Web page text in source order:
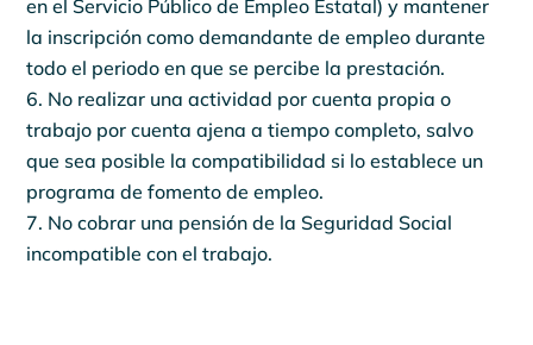
en el Servicio Público de Empleo Estatal) y mantener
la inscripción como demandante de empleo durante
todo el periodo en que se percibe la prestación.
No realizar una actividad por cuenta propia o
trabajo por cuenta ajena a tiempo completo, salvo
que sea posible la compatibilidad si lo establece un
programa de fomento de empleo.
No cobrar una pensión de la Seguridad Social
incompatible con el trabajo.